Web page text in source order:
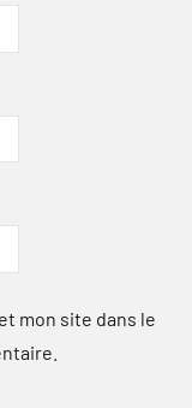
mon site dans le